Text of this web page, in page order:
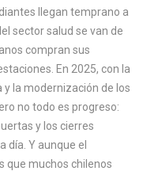
llegan temprano a
sector salud se van de
compran sus
En 2025, con la
y la modernización de los
no todo es progreso:
y los cierres
día. Y aunque el
que muchos chilenos